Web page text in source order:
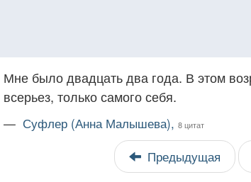
Мне было двадцать два года. В этом
всерьез, только самого себя.
— Суфлер (Анна Малышева), 8 цитат
Предыдущая